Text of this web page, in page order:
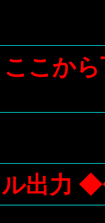
こから
出力